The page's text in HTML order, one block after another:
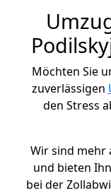
Möchten Sie
zuverlässigen
den Stress
Wir sind mehr
und bieten
bei der